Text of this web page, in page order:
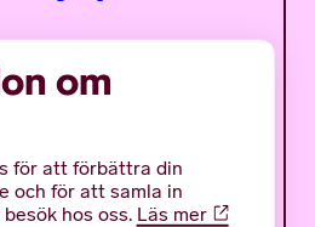
är ett sommarprogram
på en av Gotlands
gåtfulla fornlämningar:
på botten av...
om
för att förbättra din
och för att samla in
hos oss. Läs mer